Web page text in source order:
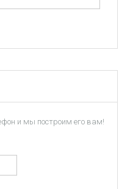
и мы построим его вам!